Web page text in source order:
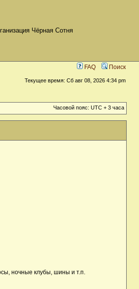
Чёрная Сотня
FAQ Поиск
Текущее время: Сб авг 08, 2026 4:34 pm
Часовой пояс: UTC + 3 часа
ночные клубы, шины и т.п.